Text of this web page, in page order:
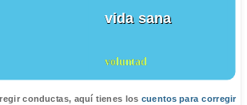
vida sana
voluntad
conductas, aquí tienes los cuentos para corregir